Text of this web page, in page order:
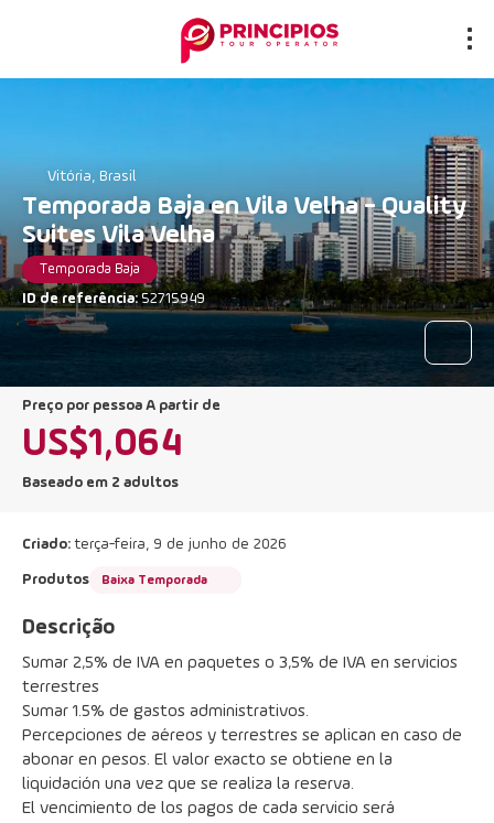
Vitória, Brasil
Temporada Baja en Vila Velha - Quality
Suites Vila Velha
Temporada Baja
ID de referência: 52715949
preço por pessoa A partir de
US$1,064
Baseado em 2 adultos
Criado: terça-feira, 9 de junho de 2026
Produtos Baixa Temporada
Descrição
Sumar 2,5% de IVA en paquetes o 3,5% de IVA en servicios
terrestres
Sumar 1.5% de gastos administrativos.
Percepciones de aéreos y terrestres se aplican en caso de
abonar en pesos. El valor exacto se obtiene en la
liquidación una vez que se realiza la reserva.
El vencimiento de los pagos de cada servicio será